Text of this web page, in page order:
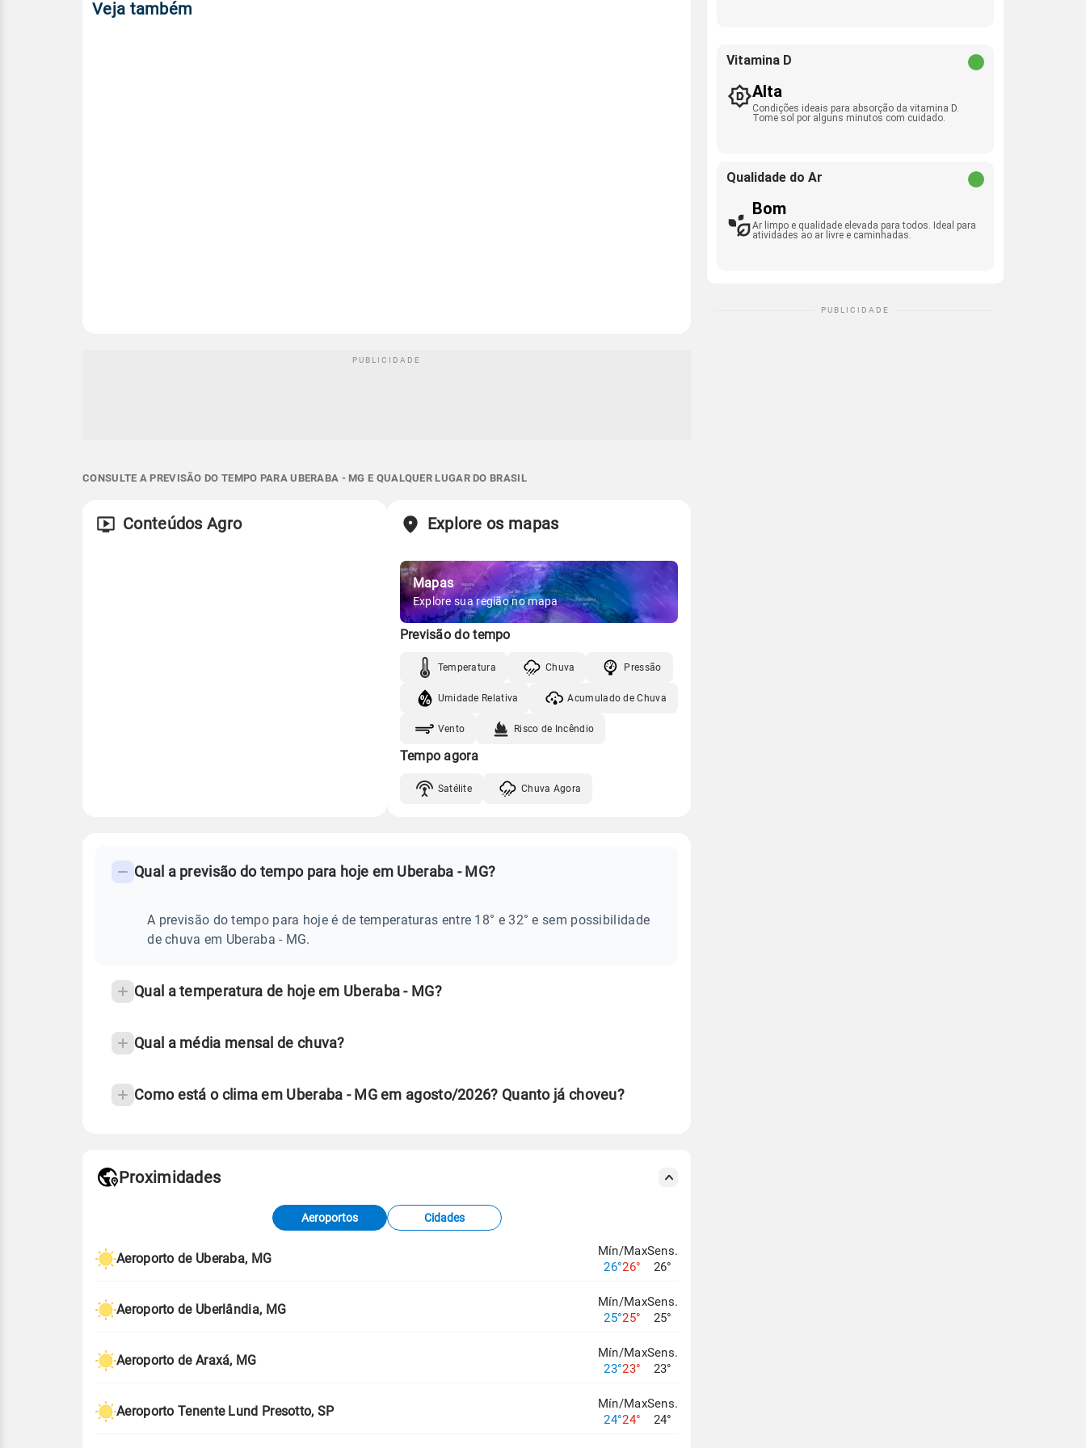
Veja também
CONSULTE A PREVISÃO DO TEMPO PARA UBERABA - MG E QUALQUER LUGAR DO BRASIL
Conteúdos Agro Explore os mapas
Mapas
Explore sua região no mapa
Previsão do tempo
Temperatura Chuva Pressão
Umidade Relativa Acumulado de Chuva
Vento Risco de Incêndio
Tempo agora
Satélite Chuva Agora
PREVISÃO
frequentes
temperatura
Qual a previsão do tempo para hoje em Uberaba - MG?
A previsão do tempo para hoje é de temperaturas entre 18° e 32° e sem possibilidade
de chuva em Uberaba - MG.
Qual a temperatura de hoje em Uberaba - MG?
Qual a média mensal de chuva?
Como está o clima em Uberaba - MG em agosto/2026? Quanto já choveu?
de Tempo e Estudos Climáticos (CPTEC).
Proximidades
Aeroportos Cidades
Aeroporto de Uberaba, MG
Mín/Max
26°26°
Sens.
26°
Aeroporto de Uberlândia, MG
Mín/Max
25°25°
Sens.
25°
Aeroporto de Araxá, MG
Mín/Max
23°23°
Sens.
23°
Aeroporto Tenente Lund Presotto, SP
Mín/Max
24°24°
Sens.
24°
Vitamina D
Alta
Condições ideais para absorção da vitamina D.
Tome sol por alguns minutos com cuidado.
Qualidade do Ar
Bom
Ar limpo e qualidade elevada para todos. Ideal para
atividades ao ar livre e caminhadas.